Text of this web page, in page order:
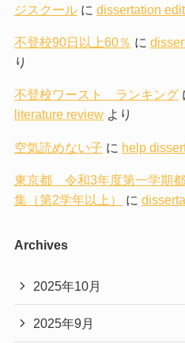
ジスクールに dissertation
不登校90日以上60％ に
り
不登校ワースト ランキング
literature reviewより
空気読めない子 に help
東京都 令和3年度第一学期
集（第2学年以上）
に
Archives
2025年10月
2025年9月